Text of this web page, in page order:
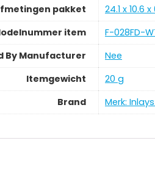
pakket
‎24.1 x 10.6
item
‎F-028FD-
By Manufacturer
‎Nee
Itemgewicht
‎20 g
Brand
Merk: